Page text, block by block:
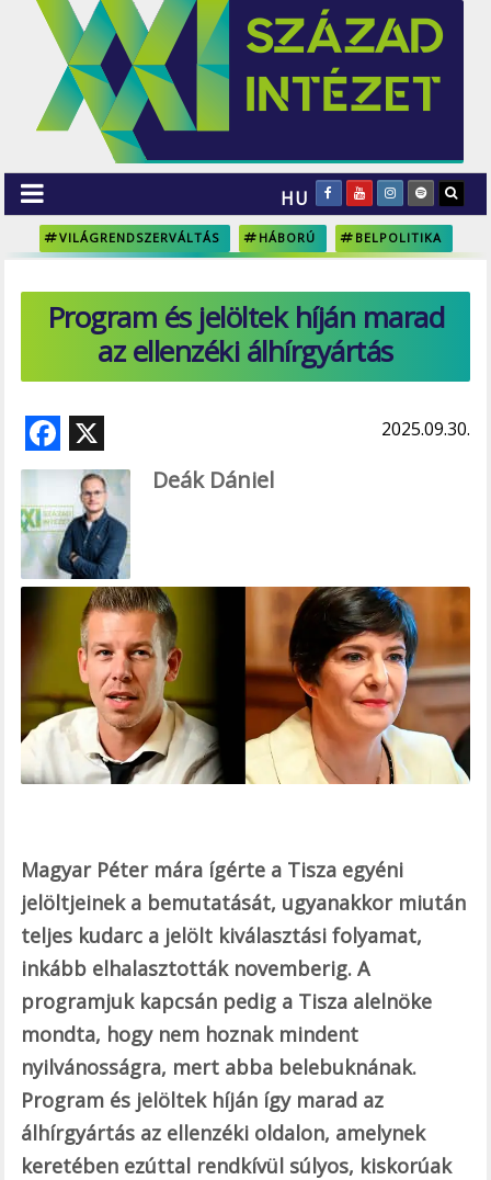
HU
VILÁGRENDSZERVÁLTÁS HÁBORÚ BELPOLITIKA
Program és jelöltek híján marad
az ellenzéki álhírgyártás
F
ac
e
b
o
o
k
2025.09.30.
Deák Dániel
Magyar Péter mára ígérte a Tisza egyéni
jelöltjeinek a bemutatását, ugyanakkor miután
teljes kudarc a jelölt kiválasztási folyamat,
inkább elhalasztották novemberig. A
programjuk kapcsán pedig a Tisza alelnöke
mondta, hogy nem hoznak mindent
nyilvánosságra, mert abba belebuknának.
Program és jelöltek híján így marad az
álhírgyártás az ellenzéki oldalon, amelynek
keretében ezúttal rendkívül súlyos, kiskorúak